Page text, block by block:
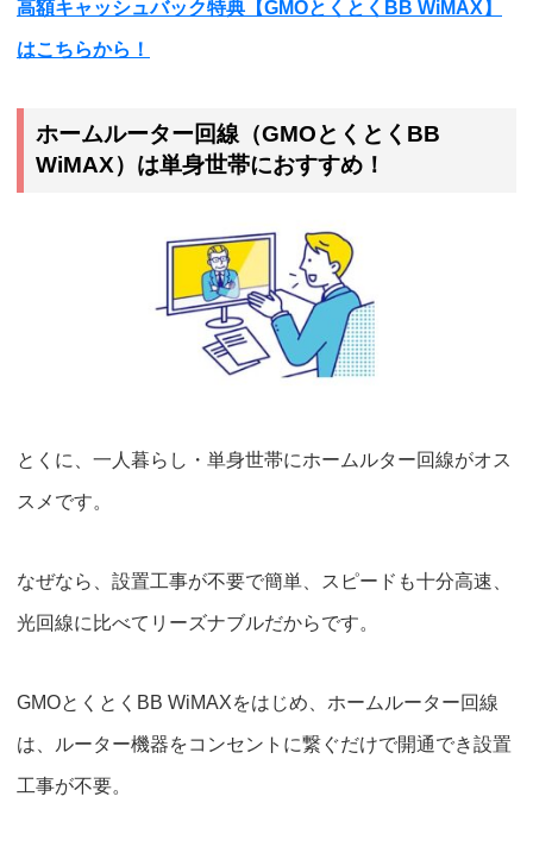
高額キャッシュバック特典【GMOとくとくBB WiMAX】
はこちらから！
ホームルーター回線（GMOとくとくBB
WiMAX）は単身世帯におすすめ！
とくに、一人暮らし・単身世帯にホームルター回線がオス
スメです。
なぜなら、設置工事が不要で簡単、スピードも十分高速、
光回線に比べてリーズナブルだからです。
GMOとくとくBB WiMAXをはじめ、ホームルーター回線
は、ルーター機器をコンセントに繋ぐだけで開通でき設置
工事が不要。